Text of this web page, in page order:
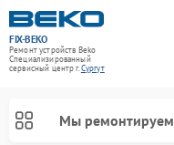
FIX-BEKO
Ремонт устройств Beko
Специализированный
cервисный центр г.Сургут
Мы ремонтируем